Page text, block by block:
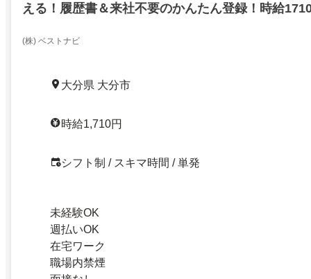
える！履歴書＆来社不要のかんたん登録！時給
(株) ベストナビ
大分県 大分市
時給1,710円
シフト制 / スキマ時間 / 単発
未経験OK
週払いOK
在宅ワーク
職場内禁煙